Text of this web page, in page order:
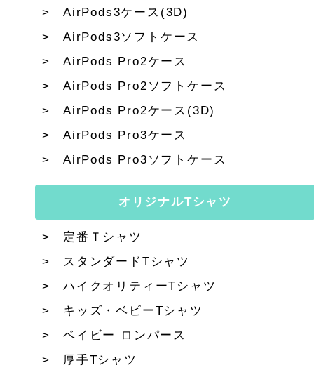
AirPods3ケース(3D)
AirPods3ソフトケース
AirPods Pro2ケース
AirPods Pro2ソフトケース
AirPods Pro2ケース(3D)
AirPods Pro3ケース
AirPods Pro3ソフトケース
オリジナルTシャツ
定番Ｔシャツ
スタンダードTシャツ
ハイクオリティーTシャツ
キッズ・ベビーTシャツ
ベイビー ロンパース
厚手Tシャツ